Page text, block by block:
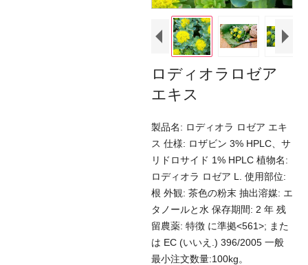
ロディオラロゼア
エキス
製品名: ロディオラ ロゼア エキ
ス 仕様: ロザビン 3% HPLC、サ
リドロサイド 1% HPLC 植物名:
ロディオラ ロゼア L. 使用部位:
根 外観: 茶色の粉末 抽出溶媒: エ
タノールと水 保存期間: 2 年 残
留農薬: 特徴 に準拠<561>; また
は EC (いいえ.) 396/2005 一般
最小注文数量:100kg。